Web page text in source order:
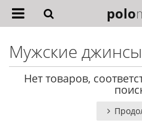
polo
Мужские
Нет товаров,